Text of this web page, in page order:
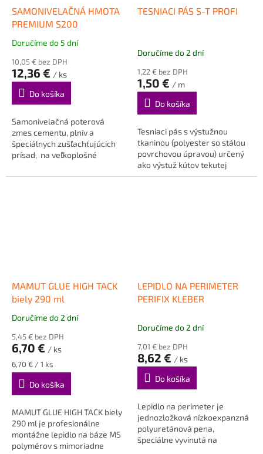
SAMONIVELAČNÁ HMOTA
PREMIUM S200
Priemerné
produktu
je
5,0
hviezdičiek.
Doručíme do 5 dní
10,05 € bez DPH
12,36 € / ks
Do košíka
Samonivelačná poterová
zmes cementu, plnív a
špeciálnych zušľachťujúcich
prísad, na veľkoplošné
betónových...
TESNIACI PÁS S-T PROFI
Doručíme do 2 dní
1,22 € bez DPH
1,50 € / m
Do košíka
Tesniaci pás s výstužnou
tkaninou (polyester so stálou
povrchovou úpravou) určený
ako výstuž kútov tekutej
hydroizolácii.
MAMUT GLUE HIGH TACK
biely 290 ml
Priemerné
produktu
je
5,0
z
hviezdičiek.
Doručíme do 2 dní
5,45 € bez DPH
6,70 € / ks
Jednotková
cena:
6,70 € / 1 ks
Do košíka
MAMUT GLUE HIGH TACK biely
290 ml je profesionálne
montážne lepidlo na báze MS
polymérov s mimoriadne
LEPIDLO NA PERIMETER
PERIFIX KLEBER
Doručíme do 2 dní
7,01 € bez DPH
8,62 € / ks
Do košíka
Lepidlo na perimeter je
jednozložková nízkoexpanzná
polyuretánová pena,
špeciálne vyvinutá na